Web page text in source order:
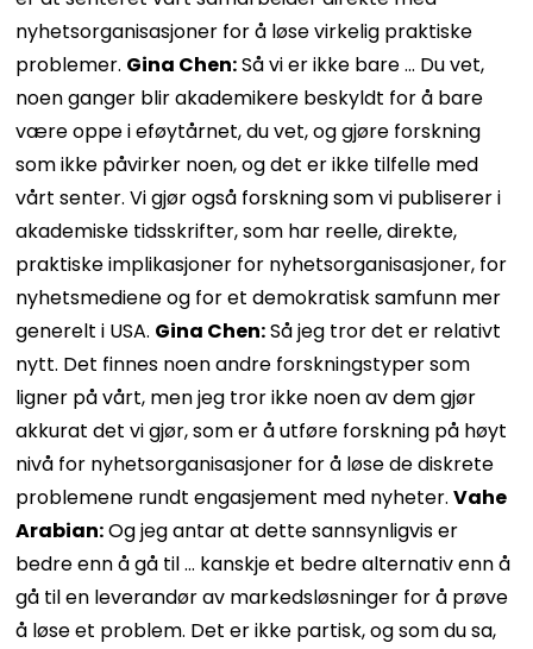
nyhetsorganisasjoner for å løse virkelig praktiske
problemer. Gina Chen:Så vi er ikke bare … Du vet,
noen ganger blir akademikere beskyldt for å bare
være oppe i eføytårnet, du vet, og gjøre forskning
som ikke påvirker noen, og det er ikke tilfelle med
vårt senter. Vi gjør også forskning som vi publiserer i
akademiske tidsskrifter, som har reelle, direkte,
praktiske implikasjoner for nyhetsorganisasjoner, for
nyhetsmediene og for et demokratisk samfunn mer
generelt i USA. Gina Chen:Så jeg tror det er relativt
nytt. Det finnes noen andre forskningstyper som
ligner på vårt, men jeg tror ikke noen av dem gjør
akkurat det vi gjør, som er å utføre forskning på høyt
nivå for nyhetsorganisasjoner for å løse de diskrete
problemene rundt engasjement med nyheter.Vahe
Arabian:Og jeg antar at dette sannsynligvis er
bedre enn å gå til … kanskje et bedre alternativ enn å
gå til en leverandør av markedsløsninger for å prøve
å løse et problem. Det er ikke partisk, og som du sa,